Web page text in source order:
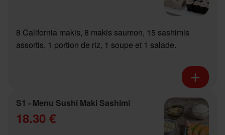
8 California makis, 8 makis saumon, 15 sashimis
assortis, 1 portion de riz, 1 soupe et 1 salade.
S1 - Menu Sushi Maki Sashimi
18.30 €